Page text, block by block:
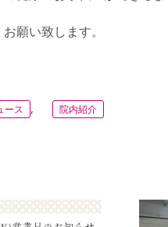
願い致します。
ース , 院内紹介